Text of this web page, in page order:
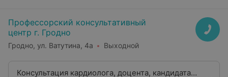
Профессорский консультативный
центр г. Гродно
Гродно, ул. Ватутина, 4а Выходной
Консультация кардиолога, доцента, кандидата